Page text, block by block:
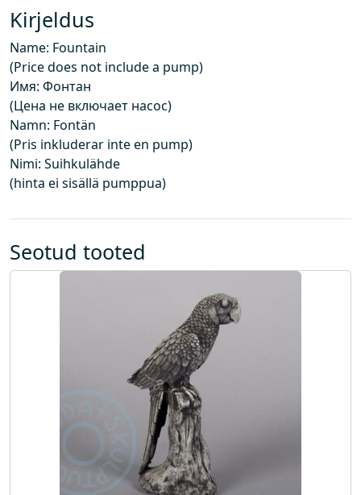
i
n
d
e
i
s
i
s
a
l
a
p
u
Kirjeldus
Name: Fountain
(Price does not include a pump)
Имя: Фонтан
(Цена не включает насос)
Namn: Fontän
(Pris inkluderar inte en pump)
Nimi: Suihkulähde
(hinta ei sisällä pumppua)
Seotud tooted